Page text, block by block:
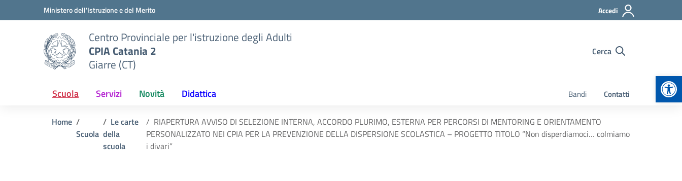
Vai ai contenuti
Vai al menu di navigazioneMinistero dell'Istruzione e del Merito Accedi
Centro Provinciale per l'istruzione degli Adulti
CPIA Catania 2
Giarre (CT)
Cerca
Scuola Servizi Novità Didattica Bandi Contatti
Home
Scuola
Le carte
della
scuola
RIAPERTURA AVVISO DI SELEZIONE INTERNA, ACCORDO PLURIMO, ESTERNA PER PERCORSI DI MENTORING E ORIENTAMENTO
PERSONALIZZATO NEI CPIA PER LA PREVENZIONE DELLA DISPERSIONE SCOLASTICA – PROGETTO TITOLO “Non disperdiamoci… colmiamo
i divari”